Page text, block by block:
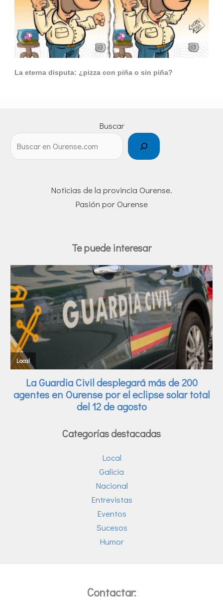
La eterna disputa: ¿pizza con piña o sin piña?
Buscar
Noticias de la provincia Ourense.
Pasión por Ourense
Te puede interesar
Categorías destacadas
Local
Galicia
Nacional
Entrevistas
Eventos
Sucesos
Humor
Contactar: